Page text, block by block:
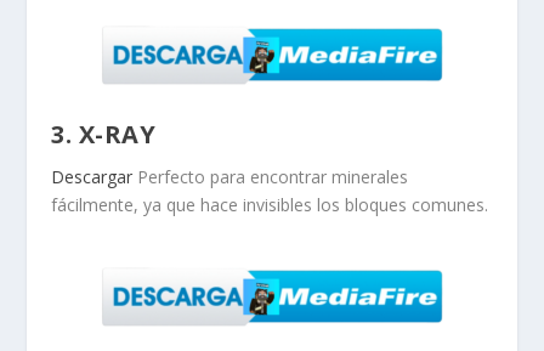
3. X-RAY
Descargar Perfecto para encontrar minerales
fácilmente, ya que hace invisibles los bloques comunes.